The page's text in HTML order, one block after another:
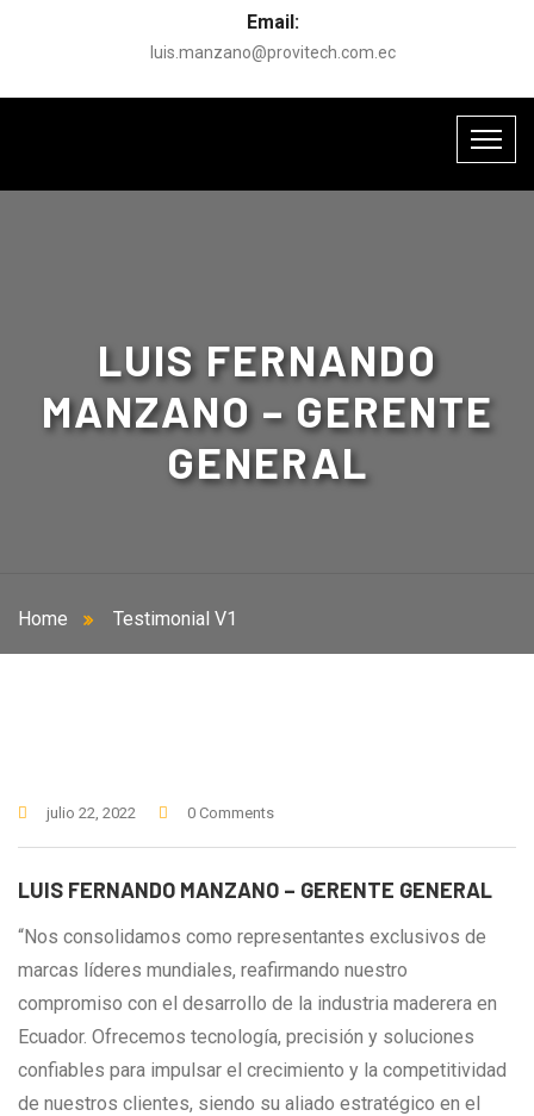
Email:
luis.manzano@provitech.com.ec
LUIS FERNANDO
MANZANO – GERENTE
GENERAL
Home Testimonial V1
julio 22, 2022 0 Comments
LUIS FERNANDO MANZANO – GERENTE GENERAL
“Nos consolidamos como representantes exclusivos de
marcas líderes mundiales, reafirmando nuestro
compromiso con el desarrollo de la industria maderera en
Ecuador. Ofrecemos tecnología, precisión y soluciones
confiables para impulsar el crecimiento y la competitividad
de nuestros clientes, siendo su aliado estratégico en el